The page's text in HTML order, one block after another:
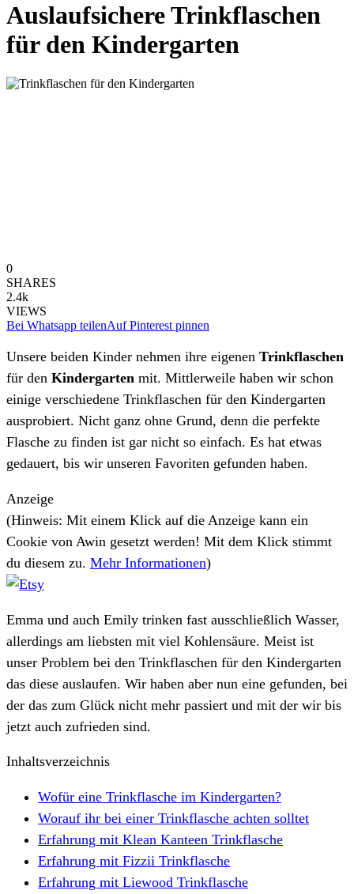
Auslaufsichere Trinkflaschen
für den Kindergarten
0
SHARES
2.4k
VIEWS
Bei Whatsapp teilenAuf Pinterest pinnen
Unsere beiden Kinder nehmen ihre eigenen Trinkflaschen
für den Kindergarten mit. Mittlerweile haben wir schon
einige verschiedene Trinkflaschen für den Kindergarten
ausprobiert. Nicht ganz ohne Grund, denn die perfekte
Flasche zu finden ist gar nicht so einfach. Es hat etwas
gedauert, bis wir unseren Favoriten gefunden haben.
Anzeige
(Hinweis: Mit einem Klick auf die Anzeige kann ein
Cookie von Awin gesetzt werden! Mit dem Klick stimmt
du diesem zu. Mehr Informationen)
Emma und auch Emily trinken fast ausschließlich Wasser,
allerdings am liebsten mit viel Kohlensäure. Meist ist
unser Problem bei den Trinkflaschen für den Kindergarten
das diese auslaufen. Wir haben aber nun eine gefunden, bei
der das zum Glück nicht mehr passiert und mit der wir bis
jetzt auch zufrieden sind.
Inhaltsverzeichnis
Wofür eine Trinkflasche im Kindergarten?
Worauf ihr bei einer Trinkflasche achten solltet
Erfahrung mit Klean Kanteen Trinkflasche
Erfahrung mit Fizzii Trinkflasche
Erfahrung mit Liewood Trinkflasche